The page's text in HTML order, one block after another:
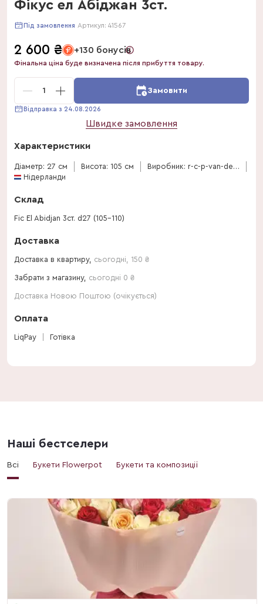
Фікус ел Абіджан 3ст.
Під замовлення Артикул: 41567
2 600 ₴ +130 бонусів
Фінальна ціна буде визначена після прибуття товару.
1 Замовити
Відправка з 24.08.2026
Швидке замовлення
Характеристики
Діаметр: 27 см Висота: 105 см
Виробник: r-c-p-van-den-bosch
Нідерланди
Склад
Fic El Abidjan 3ст. d27 (105-110)
Доставка
Доставка в квартиру, сьогодні 150 ₴
Забрати з магазину, сьогодні 0 ₴
Доставка Новою Поштою (очікується)
Оплата
LiqPay Готівка
Наші бестселери
Всі Букети Flowerpot Букети та композиції